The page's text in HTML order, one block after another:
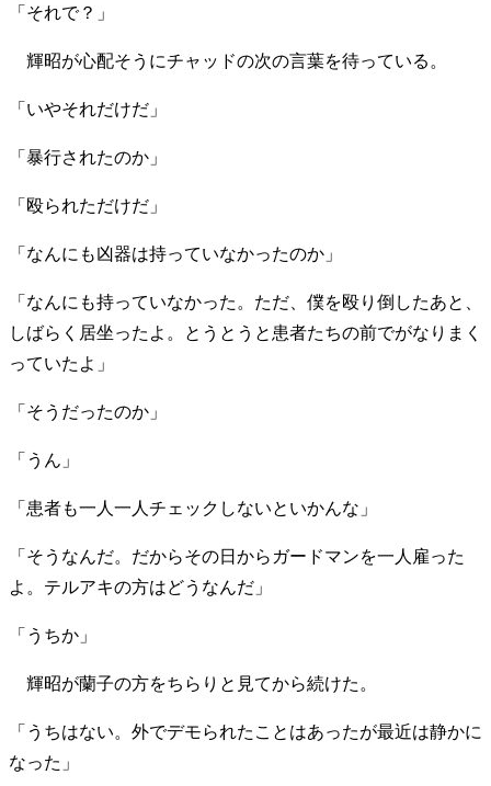
「それで？」
輝昭が心配そうにチャッドの次の言葉を待っている。
「いやそれだけだ」
「暴行されたのか」
「殴られただけだ」
「なんにも凶器は持っていなかったのか」
「なんにも持っていなかった。ただ、僕を殴り倒したあと、
しばらく居坐ったよ。とうとうと患者たちの前でがなりまく
っていたよ」
「そうだったのか」
「うん」
「患者も一人一人チェックしないといかんな」
「そうなんだ。だからその日からガードマンを一人雇った
よ。テルアキの方はどうなんだ」
「うちか」
輝昭が蘭子の方をちらりと見てから続けた。
「うちはない。外でデモられたことはあったが最近は静かに
なった」